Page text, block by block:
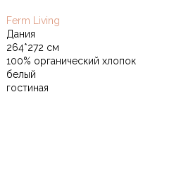
Ferm Living
Дания
264*272 см
100% органический хлопок
белый
гостиная